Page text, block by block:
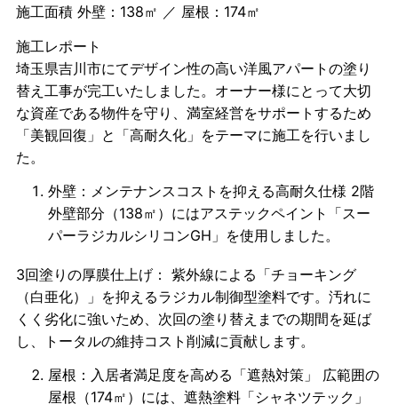
施工面積 外壁：138㎡ ／ 屋根：174㎡
施工レポート
埼玉県吉川市にてデザイン性の高い洋風アパートの塗り
替え工事が完工いたしました。オーナー様にとって大切
な資産である物件を守り、満室経営をサポートするため
「美観回復」と「高耐久化」をテーマに施工を行いまし
た。
外壁：メンテナンスコストを抑える高耐久仕様 2階
外壁部分（138㎡）にはアステックペイント「スー
パーラジカルシリコンGH」を使用しました。
3回塗りの厚膜仕上げ： 紫外線による「チョーキング
（白亜化）」を抑えるラジカル制御型塗料です。汚れに
くく劣化に強いため、次回の塗り替えまでの期間を延ば
し、トータルの維持コスト削減に貢献します。
屋根：入居者満足度を高める「遮熱対策」 広範囲の
屋根（174㎡）には、遮熱塗料「シャネツテック」